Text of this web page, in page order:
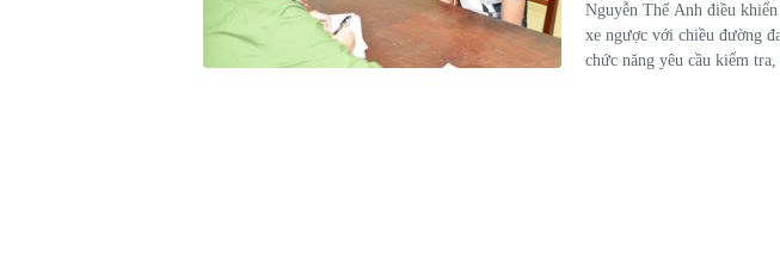
Nguyễn Thế Anh điều
xe ngược với chiều đường
chức năng yêu cầu kiểm